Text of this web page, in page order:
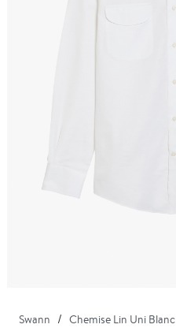
Swann Chemise Lin Uni Blanc